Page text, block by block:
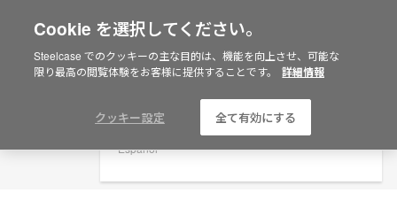
Are you in United States?
Would you like to see Products we sell in
Americas
Español
Cookie を選択してください。
Steelcase でのクッキーの主な目的は、機能を向上させ、可能な
限り最高の閲覧体験をお客様に提供することです。
詳細情報
クッキー設定 全て有効にする